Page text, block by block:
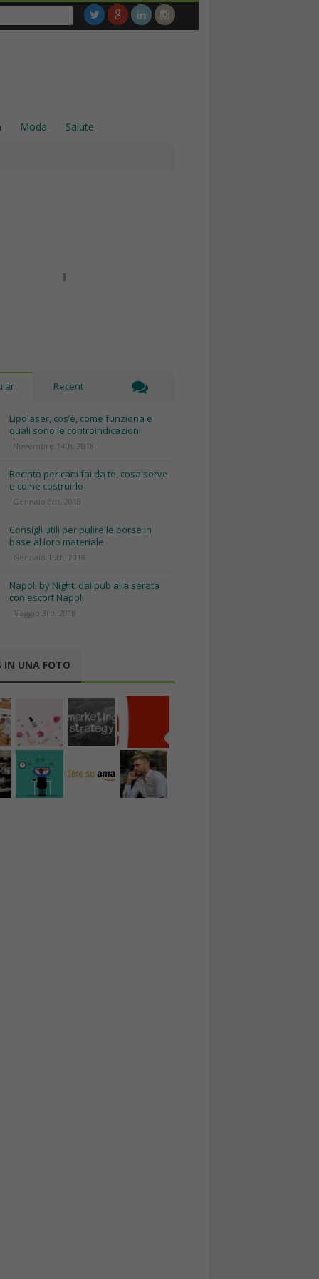
Moda Salute
Recent
Lipolaser, cos’è, come funziona e
quali sono le controindicazioni
Novembre 14th, 2018
Recinto per cani fai da te, cosa serve
e come costruirlo
Gennaio 8th, 2018
Consigli utili per pulire le borse in
base al loro materiale
Gennaio 15th, 2018
Napoli by Night: dai pub alla serata
con escort Napoli.
Maggio 3rd, 2018
IN UNA FOTO